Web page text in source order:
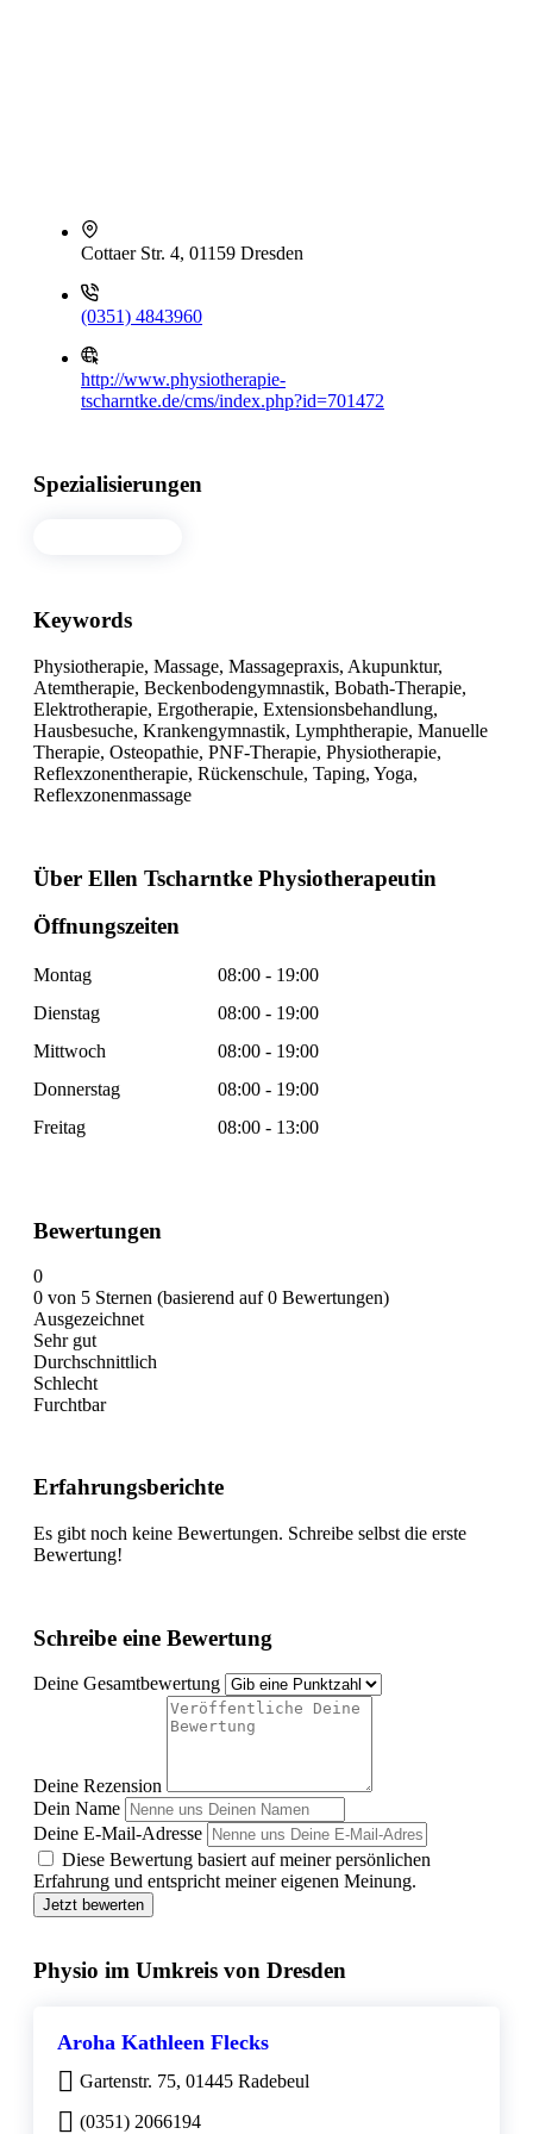
Cottaer Str. 4, 01159 Dresden
(0351) 4843960
http://www.physiotherapie-
tscharntke.de/cms/index.php?id=701472
Spezialisierungen
Keywords
Physiotherapie, Massage, Massagepraxis, Akupunktur,
Atemtherapie, Beckenbodengymnastik, Bobath-Therapie,
Elektrotherapie, Ergotherapie, Extensionsbehandlung,
Hausbesuche, Krankengymnastik, Lymphtherapie, Manuelle
Therapie, Osteopathie, PNF-Therapie, Physiotherapie,
Reflexzonentherapie, Rückenschule, Taping, Yoga,
Reflexzonenmassage
Über Ellen Tscharntke Physiotherapeutin
Öffnungszeiten
Montag
08:00 - 19:00
Dienstag
08:00 - 19:00
Mittwoch
08:00 - 19:00
Donnerstag
08:00 - 19:00
Freitag
08:00 - 13:00
Bewertungen
0
0 von 5 Sternen (basierend auf 0 Bewertungen)
Ausgezeichnet
Sehr gut
Durchschnittlich
Schlecht
Furchtbar
Erfahrungsberichte
Es gibt noch keine Bewertungen. Schreibe selbst die erste
Bewertung!
Schreibe eine Bewertung
Deine Gesamtbewertung
Deine Rezension
Dein Name
Deine E-Mail-Adresse
Diese Bewertung basiert auf meiner persönlichen
Erfahrung und entspricht meiner eigenen Meinung.
Jetzt bewerten
Physio im Umkreis von Dresden
Aroha Kathleen Flecks
Gartenstr. 75, 01445 Radebeul
(0351) 2066194